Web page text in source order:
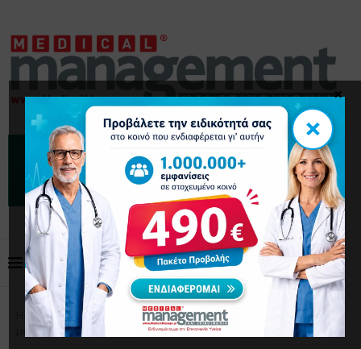
Home Tags
Posts tagged with "νέα συσκευή
μεταφοράς καρδιάς"
×
×